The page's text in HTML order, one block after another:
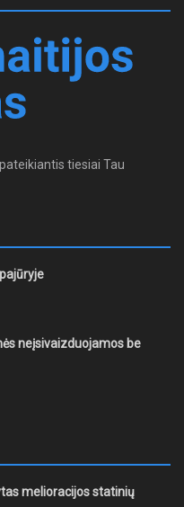
tiesiai Tau
neįsivaizduojamos be
melioracijos statinių